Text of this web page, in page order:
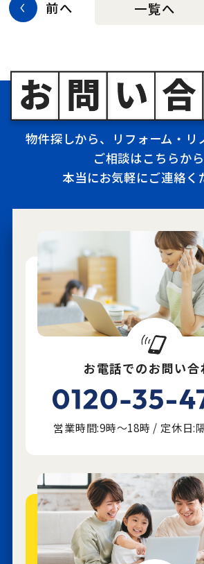
前へ 一覧へ
物件探しから、リフォーム・リ
ご相談はこちらから
本当にお気軽にご連絡く
お電話でのお問い合
営業時間:9時～18時 / 定休日: